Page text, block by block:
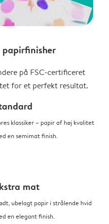
papirfinisher
på FSC-certificeret
for et perfekt resultat.
klassiker – papir af høj kvalitet
en semimat finish.
mat
ubelagt papir i strålende hvid
en elegant finish.